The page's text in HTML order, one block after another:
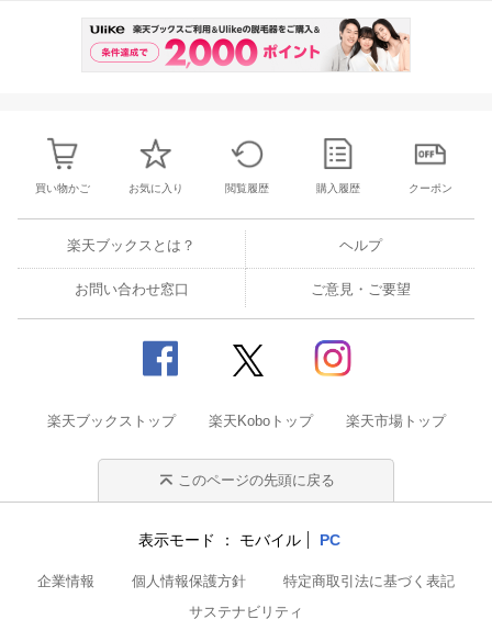
買い物かご お気に入り 閲覧履歴 購入履歴 クーポン
楽天ブックスとは？ ヘルプ
お問い合わせ窓口 ご意見・ご要望
楽天ブックストップ 楽天Koboトップ 楽天市場トップ
このページの先頭に戻る
表示モード モバイル PC
企業情報 個人情報保護方針
特定商取引法に基づく表記
サステナビリティ